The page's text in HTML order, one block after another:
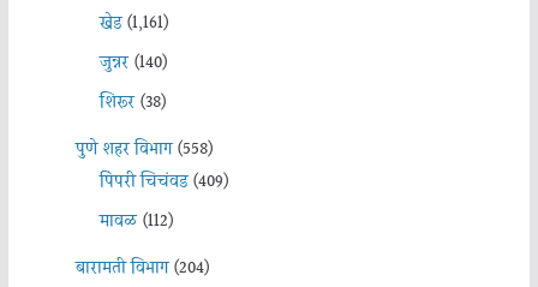
खेड(1,161)
जुन्नर(140)
शिरूर(38)
पुणे शहर विभाग(558)
पिंपरी चिचंवड(409)
मावळ(112)
बारामती विभाग(204)